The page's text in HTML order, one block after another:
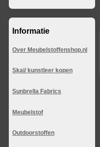
Informatie
Over Meubelstoffenshop.nl
Skai/ kunstleer kopen
Sunbrella Fabrics
Meubelstof
Outdoorstoffen